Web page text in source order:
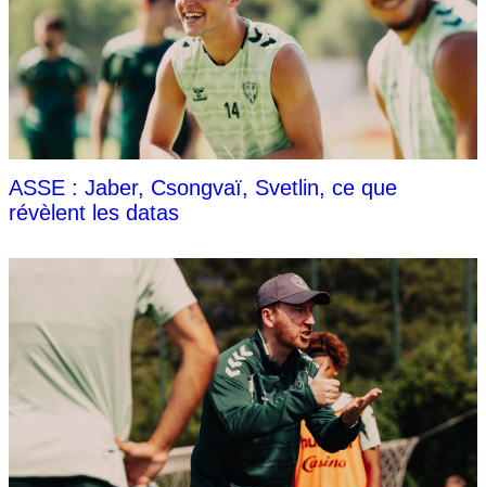
ASSE : Jaber, Csongvaï, Svetlin, ce que
révèlent les datas